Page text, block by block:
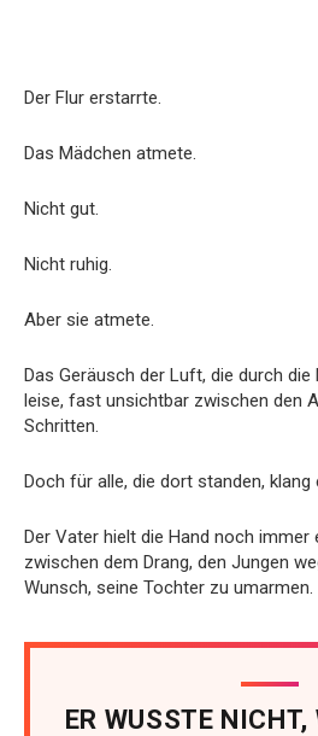
Der Flur erstarrte.
Das Mädchen atmete.
Nicht gut.
Nicht ruhig.
Aber sie atmete.
Das Geräusch der Luft, die durch
leise, fast unsichtbar zwischen den
Schritten.
Doch für alle, die dort standen, klang
Der Vater hielt die Hand noch immer
zwischen dem Drang, den Jungen
Wunsch, seine Tochter zu umarmen.
ER WUSSTE NICHT,